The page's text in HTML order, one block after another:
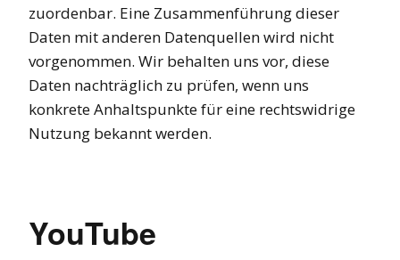
zuordenbar. Eine Zusammenführung dieser
Daten mit anderen Datenquellen wird nicht
vorgenommen. Wir behalten uns vor, diese
Daten nachträglich zu prüfen, wenn uns
konkrete Anhaltspunkte für eine rechtswidrige
Nutzung bekannt werden.
YouTube